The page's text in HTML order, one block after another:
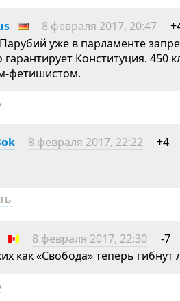
8 февраля 2017, 20:47
уже в парламенте
гарантирует Конституция. 450
фетишистом.
8 февраля 2017, 22:22
+4
8 февраля 2017, 22:30
-7
как «Свобода» теперь